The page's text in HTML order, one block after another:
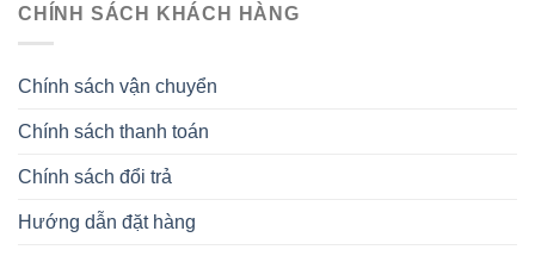
CHÍNH SÁCH KHÁCH HÀNG
Chính sách vận chuyển
Chính sách thanh toán
Chính sách đổi trả
Hướng dẫn đặt hàng